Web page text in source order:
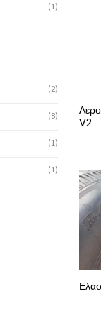
(1)
(2)
(8)
(1)
(1)
V2